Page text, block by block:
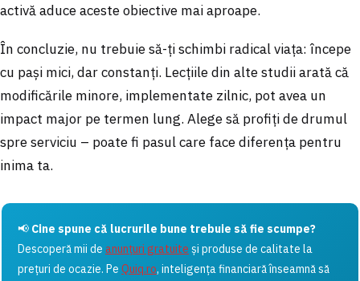
activă aduce aceste obiective mai aproape.
În concluzie, nu trebuie să-ți schimbi radical viața: începe
cu pași mici, dar constanți. Lecțiile din alte studii arată că
modificările minore, implementate zilnic, pot avea un
impact major pe termen lung. Alege să profiți de drumul
spre serviciu – poate fi pasul care face diferența pentru
inima ta.
📢 Cine spune că lucrurile bune trebuie să fie scumpe?
Descoperă mii de anunțuri gratuite și produse de calitate la
prețuri de ocazie. Pe Quiq.ro, inteligența financiară înseamnă să